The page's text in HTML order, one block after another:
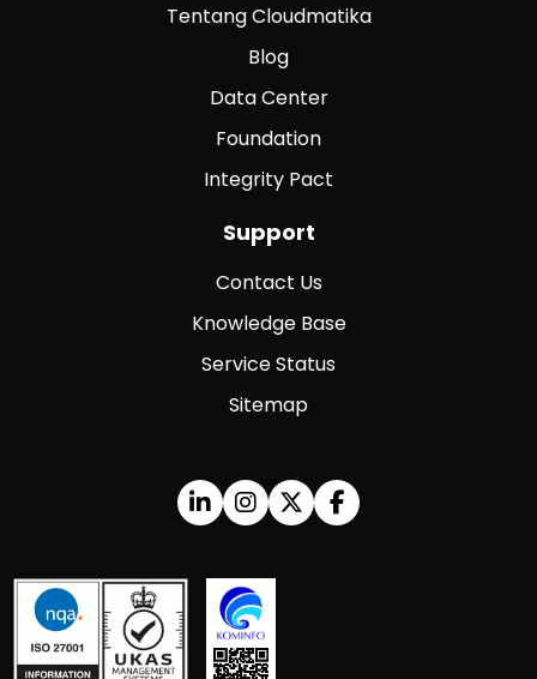
Tentang Cloudmatika
Blog
Data Center
Foundation
Integrity Pact
Support
Contact Us
Knowledge Base
Service Status
Sitemap